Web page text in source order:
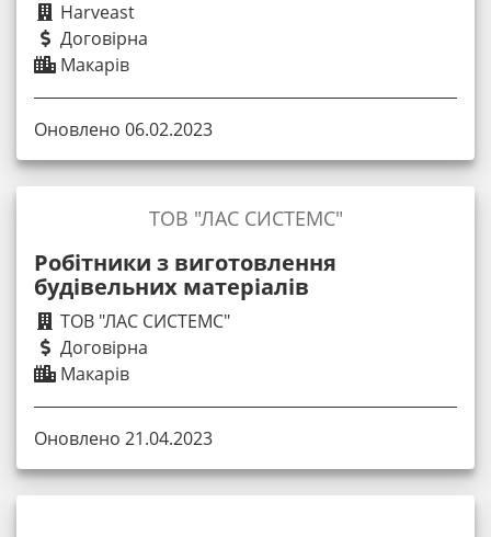
Harveast
Договірна
Макарів
Оновлено 06.02.2023
Робітники з виготовлення
будівельних матеріалів
ТОВ "ЛАС СИСТЕМС"
Договірна
Макарів
ТОВ "ЛАС СИСТЕМС"
Оновлено 21.04.2023